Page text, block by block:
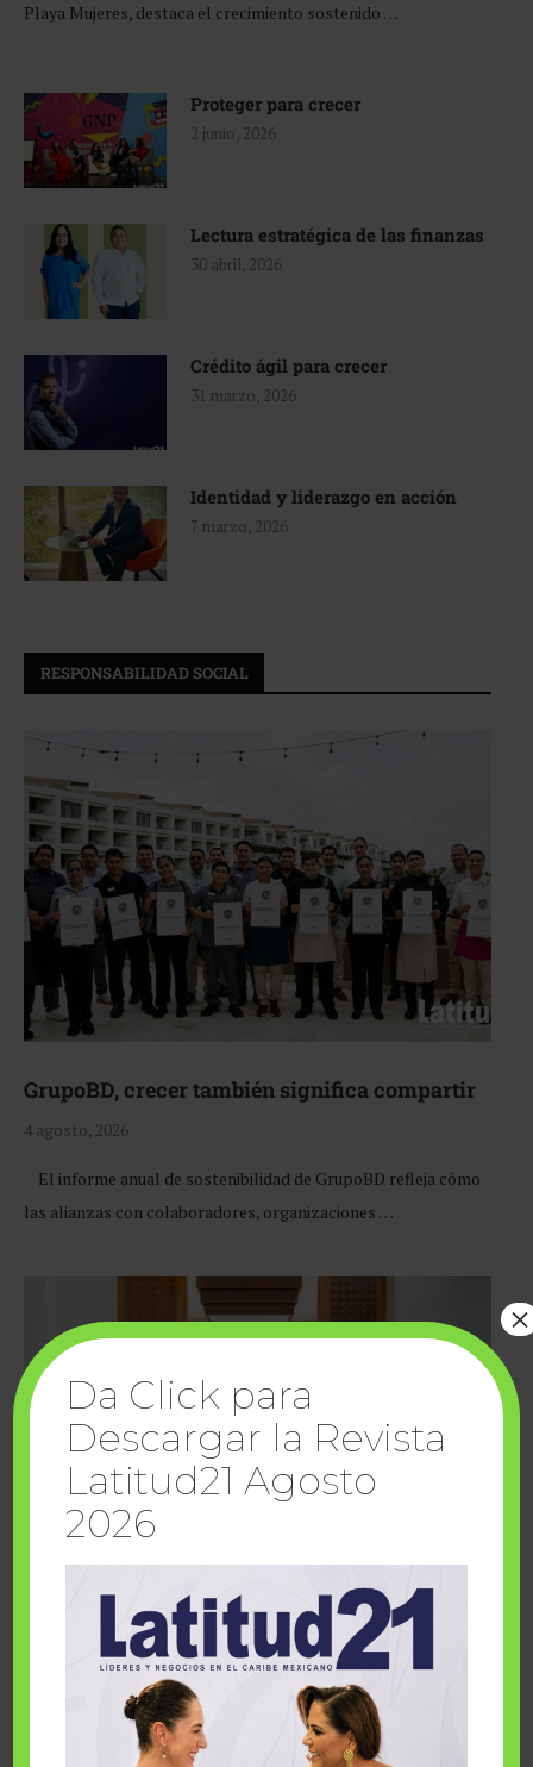
Playa Mujeres, destaca el crecimiento sostenido …
Proteger para crecer
2 junio, 2026
Lectura estratégica de las finanzas
30 abril, 2026
Crédito ágil para crecer
31 marzo, 2026
Identidad y liderazgo en acción
7 marzo, 2026
RESPONSABILIDAD SOCIAL
GrupoBD, crecer también significa compartir
4 agosto, 2026
El informe anual de sostenibilidad de GrupoBD refleja cómo
las alianzas con colaboradores, organizaciones …
Cuando la solidaridad inspira; cumplen
sueños Fairmont Mayakoba y Make-A-Wish
Da Click para
Descargar la Revista
Latitud21 Agosto
2026
×